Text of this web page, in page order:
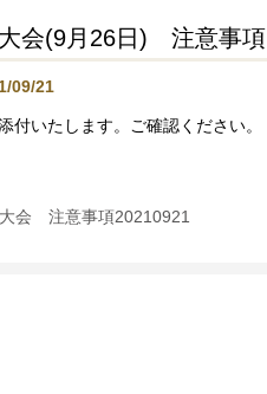
会(9月26日) 注意事項
09/21
付いたします。ご確認ください。
会 注意事項20210921